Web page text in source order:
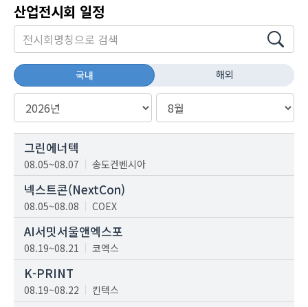
산업전시회 일정
국내 해외
그린에너텍
08.05~08.07 송도컨벤시아
넥스트콘(NextCon)
08.05~08.08 COEX
AI서밋서울앤엑스포
08.19~08.21 코엑스
K-PRINT
08.19~08.22 킨텍스